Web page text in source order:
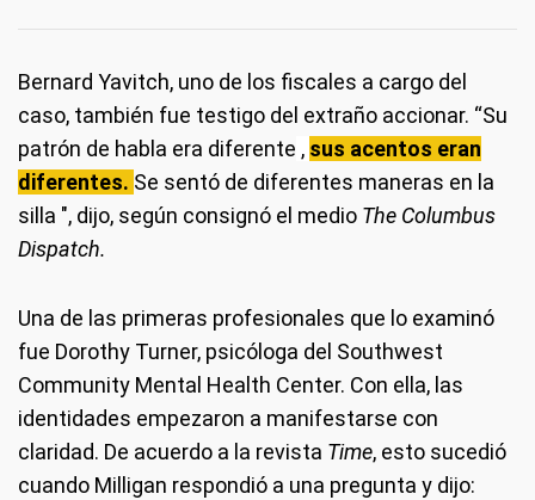
Bernard Yavitch, uno de los fiscales a cargo del
caso, también fue testigo del extraño accionar. “Su
patrón de habla era diferente , sus acentos eran
diferentes. Se sentó de diferentes maneras en la
silla ", dijo, según consignó el medio The Columbus
Dispatch.
Una de las primeras profesionales que lo examinó
fue Dorothy Turner, psicóloga del Southwest
Community Mental Health Center. Con ella, las
identidades empezaron a manifestarse con
claridad. De acuerdo a la revista Time, esto sucedió
cuando Milligan respondió a una pregunta y dijo: